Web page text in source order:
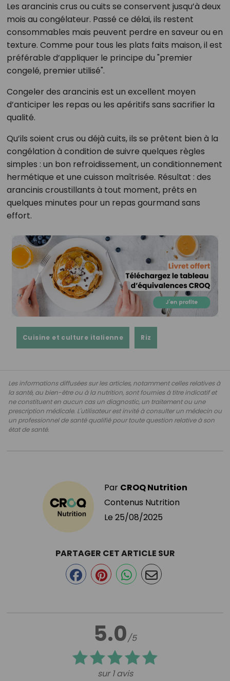
Les arancinis crus ou cuits se conservent jusqu’à deux
mois au congélateur. Passé ce délai, ils restent
consommables mais peuvent perdre en saveur ou en
texture. Comme pour tous les plats faits maison, il est
préférable d’appliquer le principe du "premier
congelé, premier utilisé".
Congeler des arancinis est un excellent moyen
d’anticiper les repas ou les apéritifs sans sacrifier la
qualité.
Qu’ils soient crus ou déjà cuits, ils se prêtent bien à la
congélation à condition de suivre quelques règles
simples : un bon refroidissement, un conditionnement
hermétique et une cuisson maîtrisée. Résultat : des
arancinis croustillants à tout moment, prêts en
quelques minutes pour un repas gourmand sans
effort.
Cuisine et culture italienne Riz
Les informations diffusées sur les articles, notamment celles relatives à
la santé, au bien-être ou à la nutrition, sont fournies à titre indicatif et
ne constituent en aucun cas un diagnostic, un traitement ou une
prescription médicale. L'utilisateur est invité à consulter un médecin ou
un professionnel de santé qualifié pour toute question relative à son
état de santé.
Par CROQ Nutrition
Contenus Nutrition
Le 25/08/2025
5.0/5
sur 1 avis
PARTAGER CET ARTICLE SUR